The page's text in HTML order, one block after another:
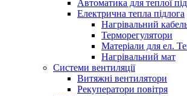
Автоматика для теплої
Електрична тепла підлога
Нагрівальний
Терморегулятори
Матеріали для ел.
Нагрівальний мат
Системи вентиляції
Витяжні вентилятори
Рекуператори повітря